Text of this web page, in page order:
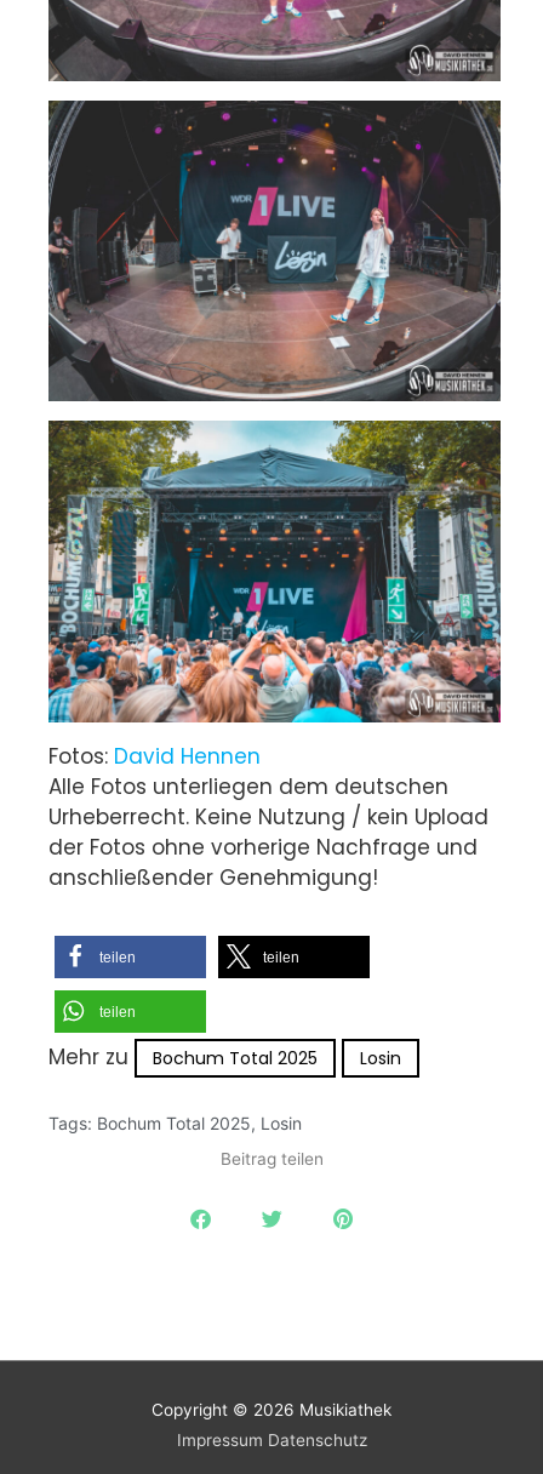
Fotos: David Hennen
Alle Fotos unterliegen dem deutschen
Urheberrecht. Keine Nutzung / kein Upload
der Fotos ohne vorherige Nachfrage und
anschließender Genehmigung!
teilen teilen
teilen
Mehr zu Bochum Total 2025 Losin
Tags: Bochum Total 2025, Losin
Beitrag teilen
Copyright © 2026 Musikiathek
Impressum Datenschutz